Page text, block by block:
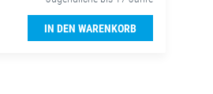
IN DEN WARENKORB